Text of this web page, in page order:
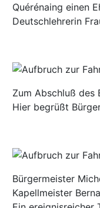
Quérénaing einen
Deutschlehrerin
Zum Abschluß des
Hier begrüßt
Bürgermeister
Kapellmeister